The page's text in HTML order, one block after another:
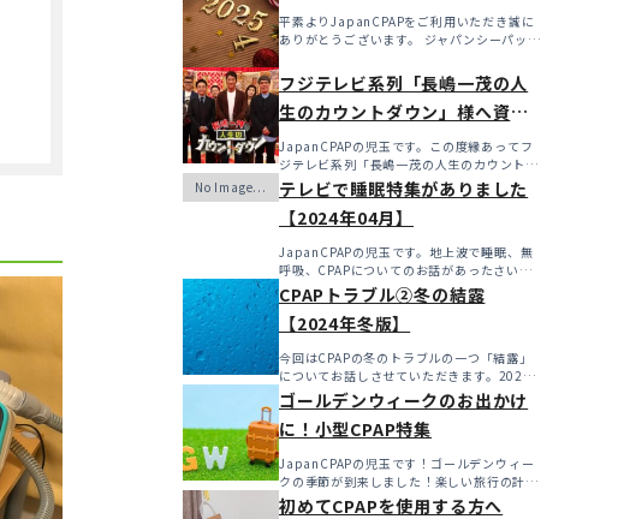
平素よりJapanCPAPをご利用いただき誠に
ありがとうございます。 ジャパンシーパップ
フジテレビ系列「長嶋一茂の人
生のカウントダウン」様へ資料
を提供させていただきました！
JapanCPAPの児玉です。この度縁あってフ
ジテレビ系列「長嶋一茂の人生のカウントダ
ウン」様へ資料...
テレビで睡眠特集がありました
【2024年04月】
JapanCPAPの児玉です。地上波で睡眠、無
呼吸、CPAPについてのお話があったさいに
こちらで更新...
CPAPトラブル②冬の結露
【2024年冬版】
今回はCPAPの冬のトラブルの一つ「結露」
についてお話しさせていただきます。2024
年も始まったばか...
ゴールデンウィークのお出かけ
に！小型CPAP特集
JapanCPAPの児玉です！ゴールデンウィー
クの季節が到来しました！楽しい旅行の計画
を立てたり、特...
初めてCPAPを使用する方へ